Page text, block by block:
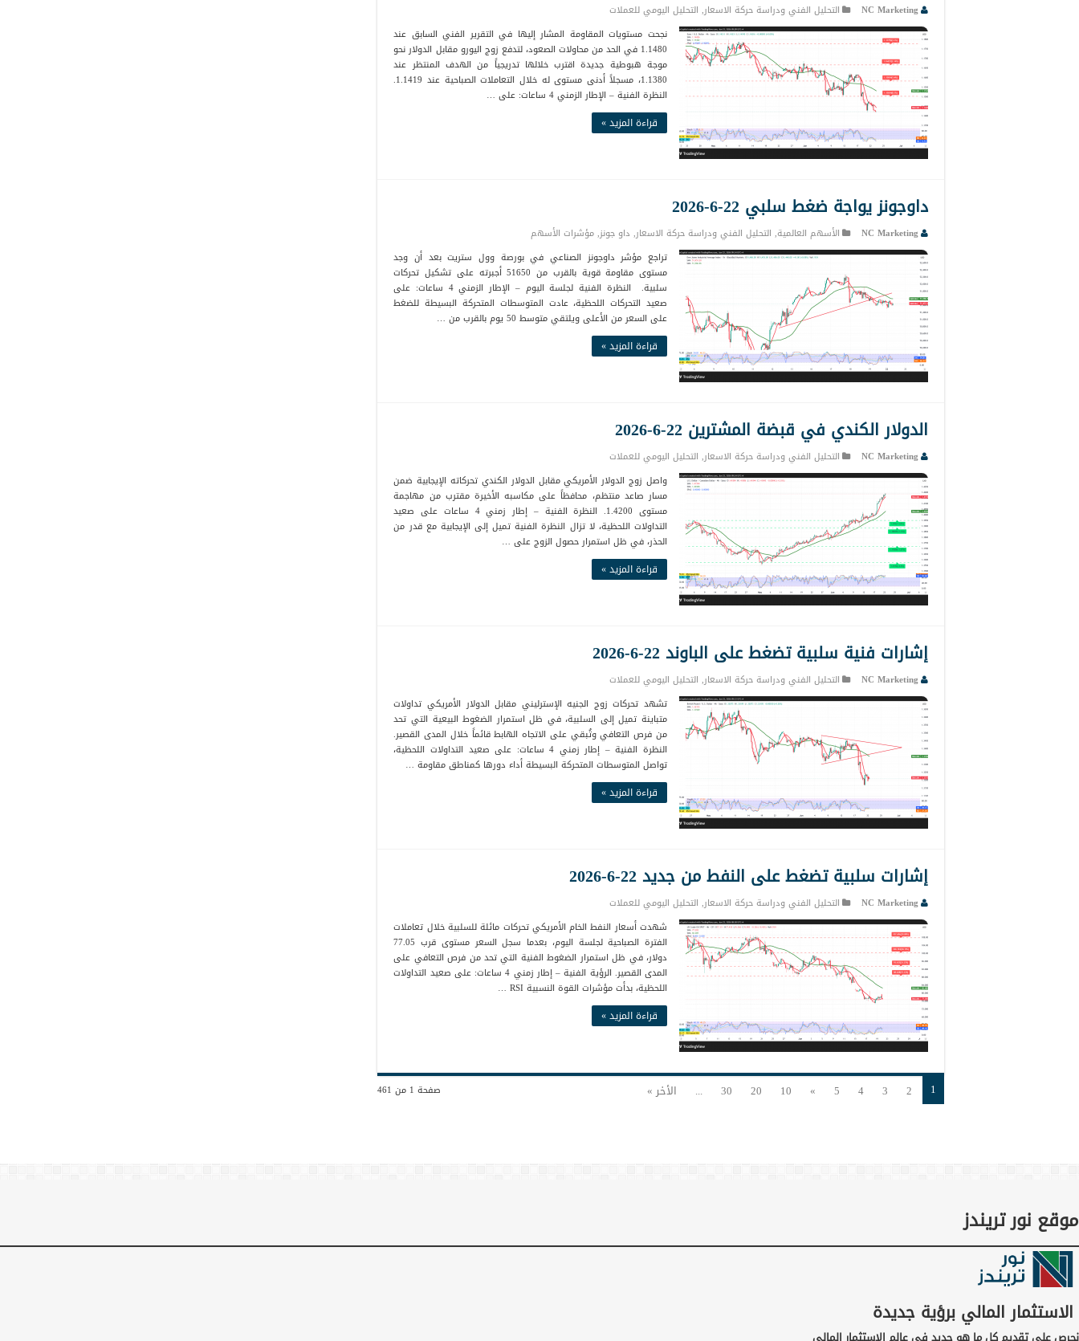
NC Marketing التحليل الفني ودراسة حركة الاسعار, التحليل اليومي للعملات
نجحت مستويات المقاومة المشار إليها في التقرير الفني السابق عند
1.1480 في الحد من محاولات الصعود، لتدفع زوج اليورو مقابل الدولار نحو
موجة هبوطية جديدة اقترب خلالها تدريجياً من الهدف المنتظر عند
1.1380، مسجلاً أدنى مستوى له خلال التعاملات الصباحية عند 1.1419.
النظرة الفنية – الإطار الزمني 4 ساعات: على …
قراءة المزيد »
داوجونز يواجة ضغط سلبي 22-6-2026
NC Marketing الأسهم العالمية, التحليل الفني ودراسة حركة الاسعار, داو جونز,مؤشرات الأسهم
تراجع مؤشر داوجونز الصناعي في بورصة وول ستريت بعد أن وجد
مستوى مقاومة قوية بالقرب من 51650 أجبرته على تشكيل تحركات
سلبية. النظرة الفنية لجلسة اليوم – الإطار الزمني 4 ساعات: على
صعيد التحركات اللحظية، عادت المتوسطات المتحركة البسيطة للضغط
على السعر من الأعلى ويلتقي متوسط 50 يوم بالقرب من …
قراءة المزيد »
الدولار الكندي في قبضة المشترين 22-6-2026
NC Marketing التحليل الفني ودراسة حركة الاسعار, التحليل اليومي للعملات
واصل زوج الدولار الأمريكي مقابل الدولار الكندي تحركاته الإيجابية ضمن
مسار صاعد منتظم، محافظاً على مكاسبه الأخيرة مقترب من مهاجمة
مستوى 1.4200. النظرة الفنية – إطار زمني 4 ساعات على صعيد
التداولات اللحظية، لا تزال النظرة الفنية تميل إلى الإيجابية مع قدر من
الحذر، في ظل استمرار حصول الزوج على …
قراءة المزيد »
إشارات فنية سلبية تضغط على الباوند 22-6-2026
NC Marketing التحليل الفني ودراسة حركة الاسعار, التحليل اليومي للعملات
تشهد تحركات زوج الجنيه الإسترليني مقابل الدولار الأمريكي تداولات
متباينة تميل إلى السلبية، في ظل استمرار الضغوط البيعية التي تحد
من فرص التعافي وتُبقي على الاتجاه الهابط قائماً خلال المدى القصير.
النظرة الفنية – إطار زمني 4 ساعات: على صعيد التداولات اللحظية،
تواصل المتوسطات المتحركة البسيطة أداء دورها كمناطق مقاومة …
قراءة المزيد »
إشارات سلبية تضغط على النفط من جديد 22-6-2026
NC Marketing التحليل الفني ودراسة حركة الاسعار, التحليل اليومي للعملات
شهدت أسعار النفط الخام الأمريكي تحركات مائلة للسلبية خلال تعاملات
الفترة الصباحية لجلسة اليوم، بعدما سجل السعر مستوى قرب 77.05
دولار، في ظل استمرار الضغوط الفنية التي تحد من فرص التعافي على
المدى القصير. الرؤية الفنية – إطار زمني 4 ساعات: على صعيد التداولات
اللحظية، بدأت مؤشرات القوة النسبية RSI …
قراءة المزيد »
صفحة 1 من 461 1
2
3
4
5
»
10
20
30
... الأخر »
موقع نور تريندز
الاستثمار المالي برؤية جديدة